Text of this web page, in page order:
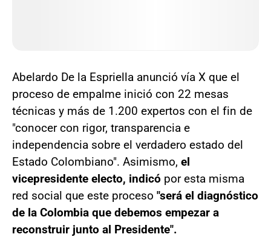
Abelardo De la Espriella anunció vía X que el
proceso de empalme inició con 22 mesas
técnicas y más de 1.200 expertos con el fin de
"conocer con rigor, transparencia e
independencia sobre el verdadero estado del
Estado Colombiano". Asimismo, el
vicepresidente electo, indicó por esta misma
red social que este proceso "será el diagnóstico
de la Colombia que debemos empezar a
reconstruir junto al Presidente".